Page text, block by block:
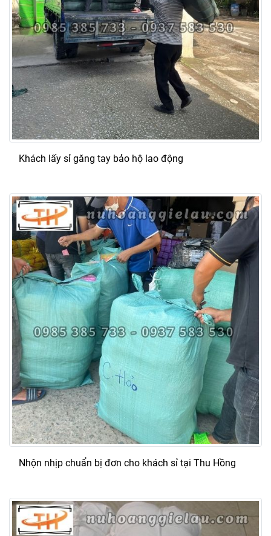
Khách lấy sỉ găng tay bảo hộ lao động
Nhộn nhịp chuẩn bị đơn cho khách sỉ tại Thu Hồng